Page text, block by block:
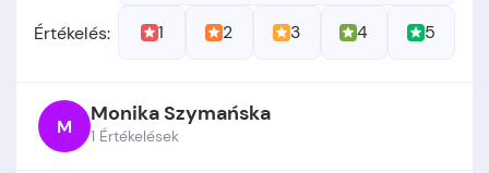
Értékelés: 1 2 3 4 5
M Monika Szymańska
1 Értékelések